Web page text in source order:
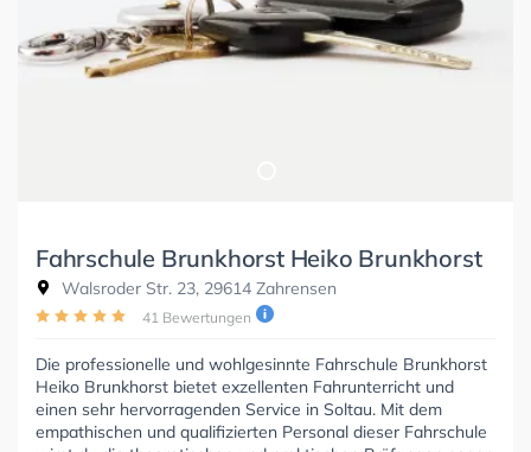
Fahrschule Brunkhorst Heiko Brunkhorst
Walsroder Str. 23, 29614 Zahrensen
41 Bewertungen
Die professionelle und wohlgesinnte Fahrschule Brunkhorst
Heiko Brunkhorst bietet exzellenten Fahrunterricht und
einen sehr hervorragenden Service in Soltau. Mit dem
empathischen und qualifizierten Personal dieser Fahrschule